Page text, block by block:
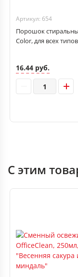
Артикул: 654
Порошок
Color, для всех
16.44 руб.
С этим